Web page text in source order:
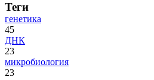
Теги
генетика
45
ДНК
23
микробиология
23